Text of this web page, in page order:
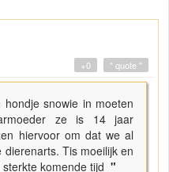
" quote "
+0
snowie in moeten
ze is 14 jaar
hiervoor om dat we al
Tis moeilijk en
komende tijd "